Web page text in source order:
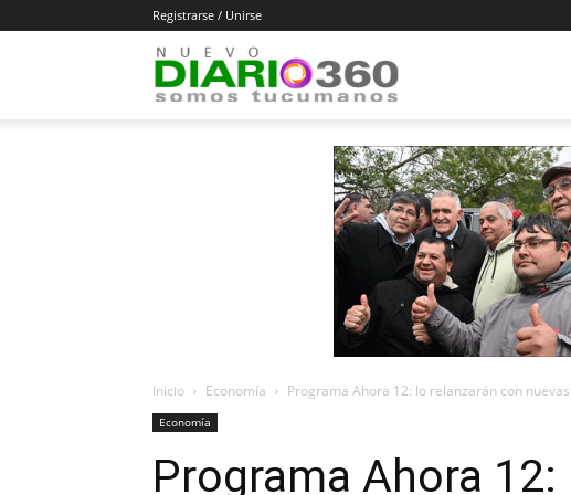
Registrarse / Unirse
Diario
360
Inicio Economía Programa Ahora 12: lo relanzarán con
Economía
Programa Ahora